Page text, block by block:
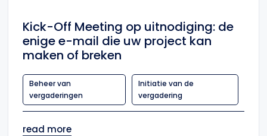
Kick-Off Meeting op uitnodiging: de
enige e-mail die uw project kan
maken of breken
Beheer van
vergaderingen
Initiatie van de
vergadering
read more